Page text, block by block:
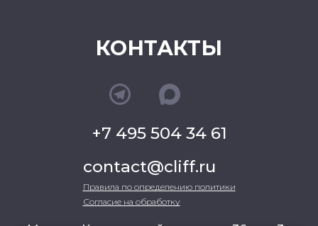
КОНТАКТЫ
+7 495 504 34 61
contact@cliff.ru
Правила по определению политики
Согласие на обработку